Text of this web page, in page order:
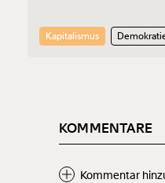
Kronstorf“ Harald Müllner
Probleme liegen und was
Kapitalismus
KOMMENTARE
Kommentar